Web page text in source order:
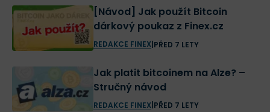
[Návod] Jak použít Bitcoin
dárkový poukaz z Finex.cz
REDAKCE FINEX| PŘED 7 LETY
Jak platit bitcoinem na Alze? –
Stručný návod
REDAKCE FINEX| PŘED 7 LETY